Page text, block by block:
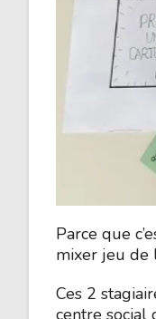
Parce que
mixer jeu de
Ces 2
centre social